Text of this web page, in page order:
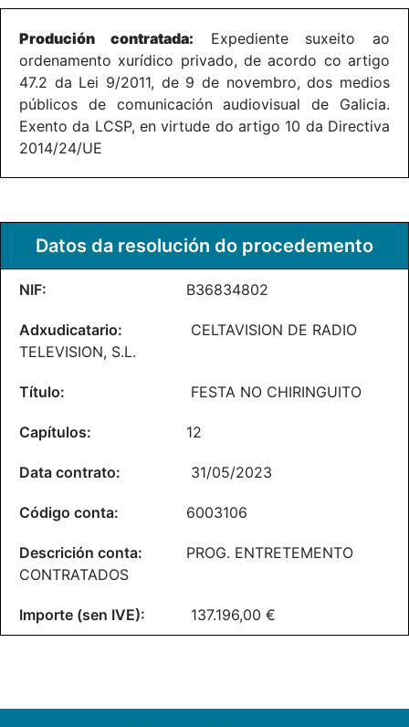
Produción contratada: Expediente suxeito ao
ordenamento xurídico privado, de acordo co artigo
47.2 da Lei 9/2011, de 9 de novembro, dos medios
públicos de comunicación audiovisual de Galicia.
Exento da LCSP, en virtude do artigo 10 da Directiva
2014/24/UE
Datos da resolución do procedemento
B36834802
CELTAVISION DE RADIO
TELEVISION, S.L.
FESTA NO CHIRINGUITO
12
31/05/2023
6003106
PROG. ENTRETEMENTO
CONTRATADOS
137.196,00 €